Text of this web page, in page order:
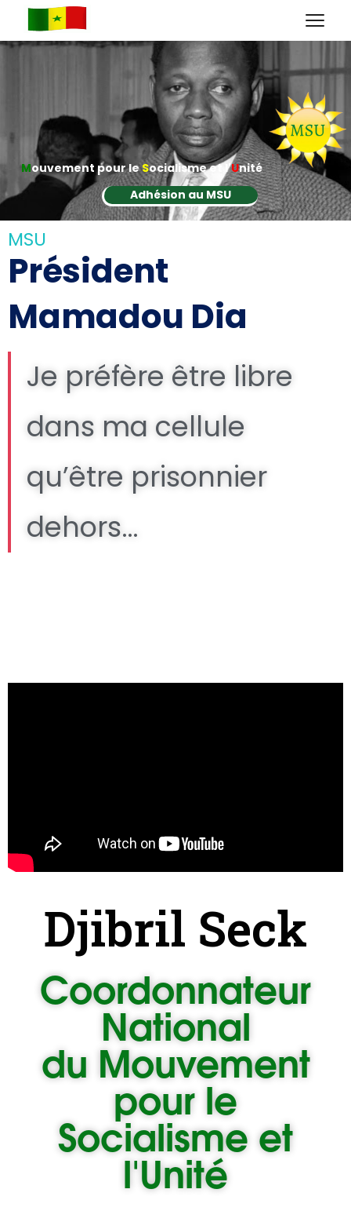
Mouvement pour leSocialisme et l'Unité
Adhésion au MSU
MSU
Président
Mamadou Dia
Je préfère être libre
dans ma cellule
qu’être prisonnier
dehors…
Djibril Seck
Coordonnateur
National
du Mouvement
pour le
Socialisme et
l'Unité